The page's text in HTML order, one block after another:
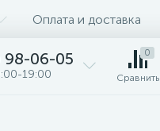
Оплата и доставка
98-06-05
19:00
0
Сравнить